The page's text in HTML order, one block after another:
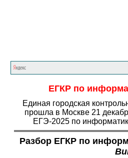
ЕГКР по
Единая городская
прошла в Москве 21
ЕГЭ-2025 по
Разбор ЕГКР по